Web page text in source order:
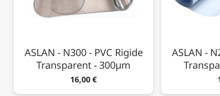
ASLAN - N300 - PVC Rigide
Transparent - 300µm
16,00 €
ASLAN -